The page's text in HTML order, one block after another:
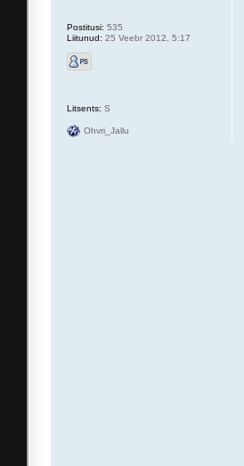
Postitusi: 535
Liitunud: 25 Veebr 2012, 5:17
Litsents: S
Ohvri_Jallu